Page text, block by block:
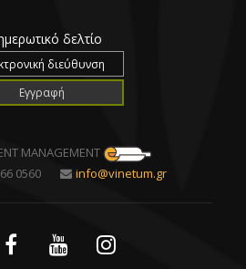
δελτίο
MANAGEMENT
0560
info@vinetum.gr